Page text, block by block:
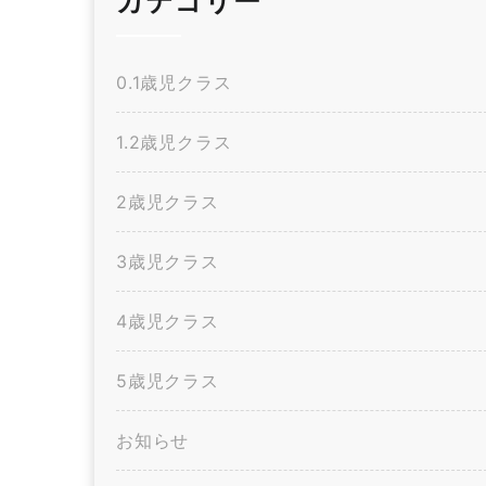
0.1歳児クラス
1.2歳児クラス
2歳児クラス
3歳児クラス
4歳児クラス
5歳児クラス
お知らせ